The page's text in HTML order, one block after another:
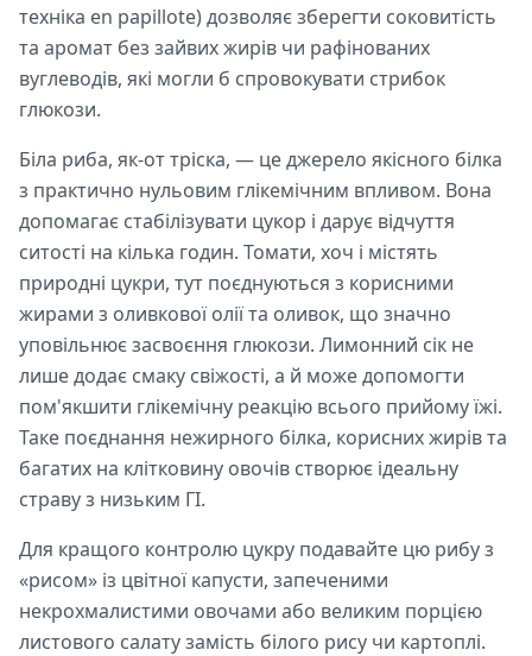
техніка en papillote) дозволяє зберегти соковитість
та аромат без зайвих жирів чи рафінованих
вуглеводів, які могли б спровокувати стрибок
глюкози.
Біла риба, як-от тріска, — це джерело якісного білка
з практично нульовим глікемічним впливом. Вона
допомагає стабілізувати цукор і дарує відчуття
ситості на кілька годин. Томати, хоч і містять
природні цукри, тут поєднуються з корисними
жирами з оливкової олії та оливок, що значно
уповільнює засвоєння глюкози. Лимонний сік не
лише додає смаку свіжості, а й може допомогти
пом'якшити глікемічну реакцію всього прийому їжі.
Таке поєднання нежирного білка, корисних жирів та
багатих на клітковину овочів створює ідеальну
страву з низьким ГІ.
Для кращого контролю цукру подавайте цю рибу з
«рисом» із цвітної капусти, запеченими
некрохмалистими овочами або великим порцією
листового салату замість білого рису чи картоплі.